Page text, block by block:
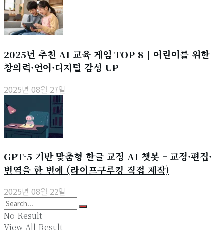
2025년 추천 AI 교육 게임 TOP 8 | 어린이를 위한
창의력·언어·디지털 감성 UP
2025년 08월 27일
GPT-5 기반 맞춤형 한글 교정 AI 챗봇 – 교정·편집·
번역을 한 번에 (라이프구루킹 직접 제작)
2025년 08월 22일
No Result
View All Result